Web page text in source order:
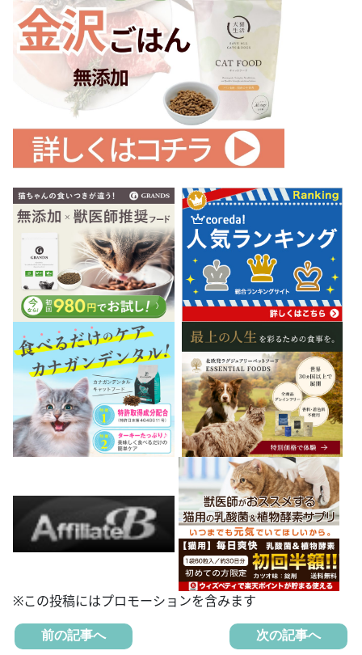
※この投稿にはプロモーションを含みます
前の記事へ 次の記事へ